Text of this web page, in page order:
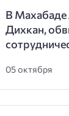
В Махабаде
Дихкан,
05 октября